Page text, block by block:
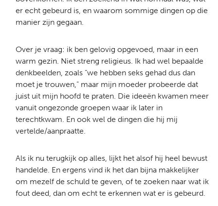
er echt gebeurd is, en waarom sommige dingen op die
manier zijn gegaan.
Over je vraag: ik ben gelovig opgevoed, maar in een
warm gezin. Niet streng religieus. Ik had wel bepaalde
denkbeelden, zoals “we hebben seks gehad dus dan
moet je trouwen,” maar mijn moeder probeerde dat
juist uit mijn hoofd te praten. Die ideeën kwamen meer
vanuit ongezonde groepen waar ik later in
terechtkwam. En ook wel de dingen die hij mij
vertelde/aanpraatte.
Als ik nu terugkijk op alles, lijkt het alsof hij heel bewust
handelde. En ergens vind ik het dan bijna makkelijker
om mezelf de schuld te geven, of te zoeken naar wat ik
fout deed, dan om echt te erkennen wat er is gebeurd.